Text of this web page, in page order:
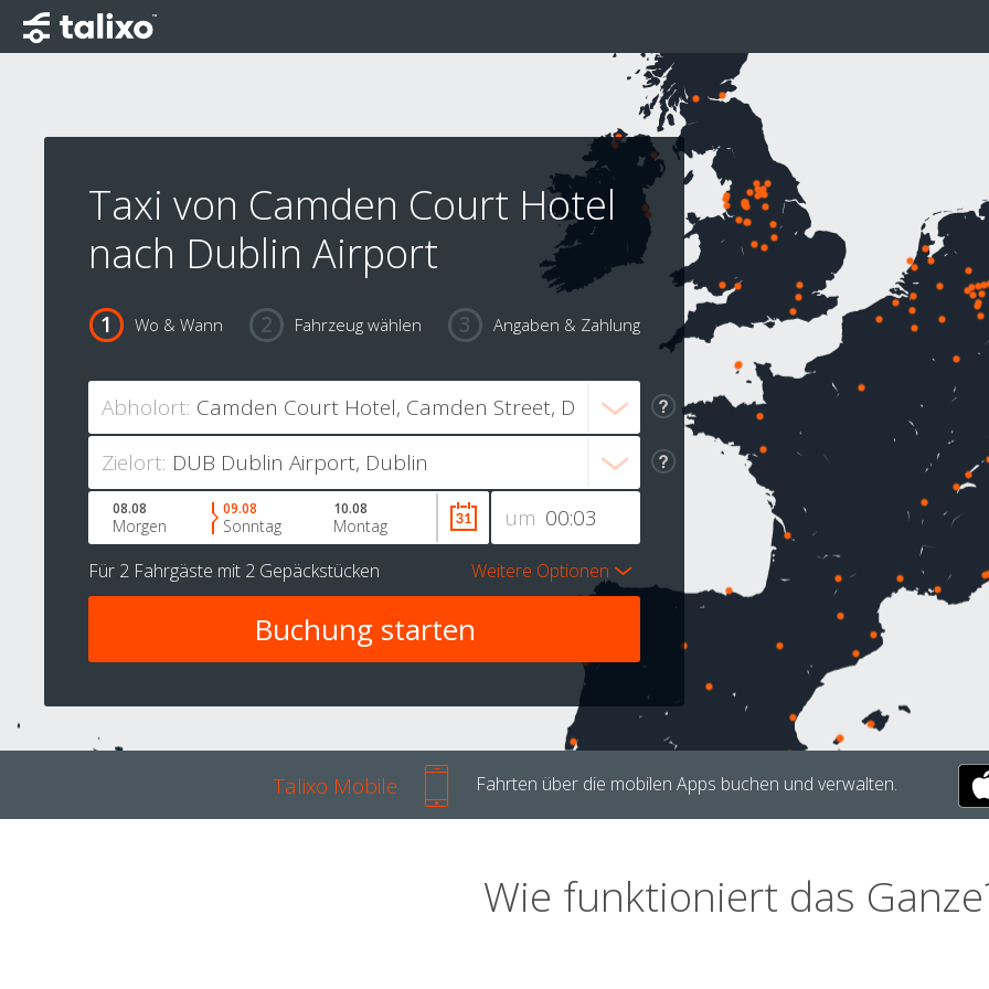
Taxi von Camden Court Hotel
nach Dublin Airport
Wo & Wann Fahrzeug wählen Angaben & Zahlung
Abholort:
Zielort:
um
08.08
Morgen
09.08
Sonntag
10.08
Montag
Für 2 Fahrgäste mit 2 Gepäckstücken Weitere Optionen
Talixo Mobile Fahrten über die mobilen Apps buchen und verwalten.
Wie funktioniert das